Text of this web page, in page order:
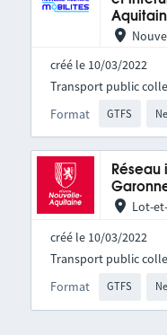
créé le 10/03/2022
Format GTFS
Transport public
Réseau
Lot-
créé le 10/03/2022
Format GTFS
Transport public